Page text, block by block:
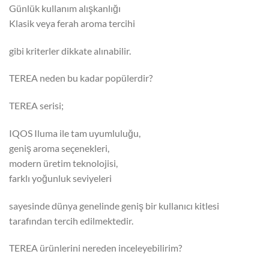
Günlük kullanım alışkanlığı
Klasik veya ferah aroma tercihi
gibi kriterler dikkate alınabilir.
TEREA neden bu kadar popülerdir?
TEREA serisi;
IQOS Iluma ile tam uyumluluğu,
geniş aroma seçenekleri,
modern üretim teknolojisi,
farklı yoğunluk seviyeleri
sayesinde dünya genelinde geniş bir kullanıcı kitlesi
tarafından tercih edilmektedir.
TEREA ürünlerini nereden inceleyebilirim?